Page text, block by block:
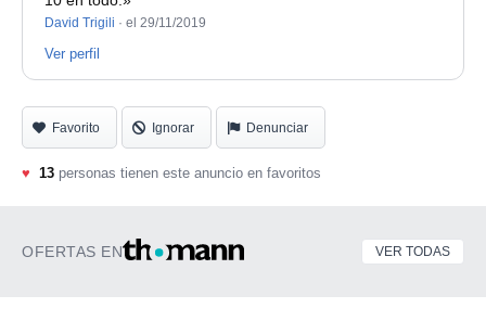
David Trigili · el 29/11/2019
Ver perfil
Favorito Ignorar Denunciar
♥ 13 personas tienen este anuncio en favoritos
OFERTAS EN VER TODAS